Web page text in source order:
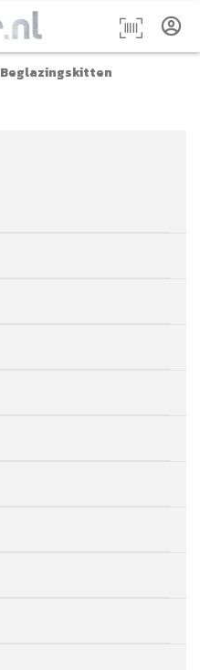
Beglazingskitten